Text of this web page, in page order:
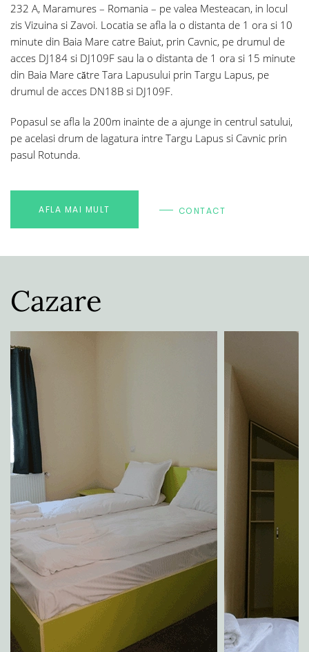
232 A, Maramures – Romania – pe valea Mesteacan, in locul
zis Vizuina si Zavoi. Locatia se afla la o distanta de 1 ora si 10
minute din Baia Mare catre Baiut, prin Cavnic, pe drumul de
acces DJ184 si DJ109F sau la o distanta de 1 ora si 15 minute
din Baia Mare către Tara Lapusului prin Targu Lapus, pe
drumul de acces DN18B si DJ109F.
Popasul se afla la 200m inainte de a ajunge in centrul satului,
pe acelasi drum de lagatura intre Targu Lapus si Cavnic prin
pasul Rotunda.
AFLA MAI MULT CONTACT
Cazare